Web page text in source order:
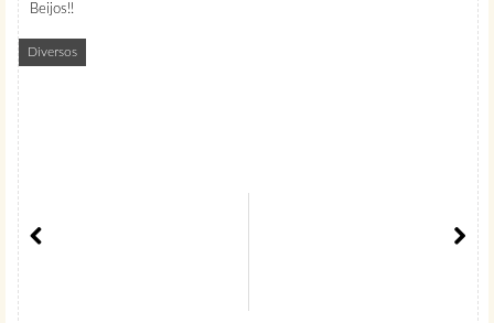
Diversos
Beijos!!